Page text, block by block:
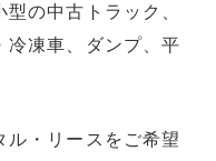
の中古トラック、
冷凍車、ダンプ、平
・リースをご希望